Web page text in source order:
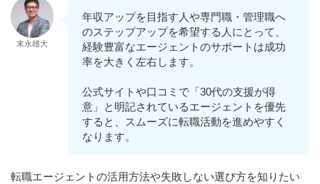
末永雄大
年収アップを目指す人や専門職・管理職へ
のステップアップを希望する人にとって、
経験豊富なエージェントのサポートは成功
率を大きく左右します。
公式サイトや口コミで「30代の支援が得
意」と明記されているエージェントを優先
すると、スムーズに転職活動を進めやすく
なります。
転職エージェントの活用方法や失敗しない選び方を知りたい